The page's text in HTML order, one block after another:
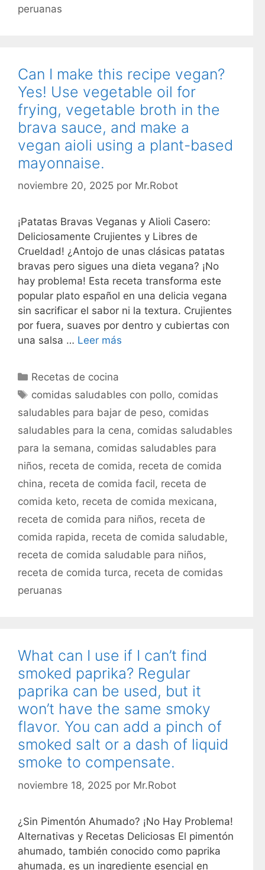
peruanas
Can I make this recipe vegan?
Yes! Use vegetable oil for
frying, vegetable broth in the
brava sauce, and make a
vegan aioli using a plant-based
mayonnaise.
noviembre 20, 2025 por Mr.Robot
¡Patatas Bravas Veganas y Alioli Casero:
Deliciosamente Crujientes y Libres de
Crueldad! ¿Antojo de unas clásicas patatas
bravas pero sigues una dieta vegana? ¡No
hay problema! Esta receta transforma este
popular plato español en una delicia vegana
sin sacrificar el sabor ni la textura. Crujientes
por fuera, suaves por dentro y cubiertas con
una salsa … Leer más
C
a
e
g
o
r
í
s
Recetas de cocina
E
t
q
u
e
t
a
comidas saludables con pollo, comidas
saludables para bajar de peso, comidas
saludables para la cena, comidas saludables
para la semana, comidas saludables para
niños, receta de comida, receta de comida
china, receta de comida facil, receta de
comida keto, receta de comida mexicana,
receta de comida para niños, receta de
comida rapida, receta de comida saludable,
receta de comida saludable para niños,
receta de comida turca, receta de comidas
peruanas
What can I use if I can’t find
smoked paprika? Regular
paprika can be used, but it
won’t have the same smoky
flavor. You can add a pinch of
smoked salt or a dash of liquid
smoke to compensate.
noviembre 18, 2025 por Mr.Robot
¿Sin Pimentón Ahumado? ¡No Hay Problema!
Alternativas y Recetas Deliciosas El pimentón
ahumado, también conocido como paprika
ahumada, es un ingrediente esencial en